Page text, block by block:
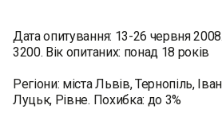
Дата опитування: 13-26 червня
3200. Вік опитаних: понад 18 років
Регіони: міста Львів, Тернопіль,
Луцьк, Рівне. Похибка: до 3%